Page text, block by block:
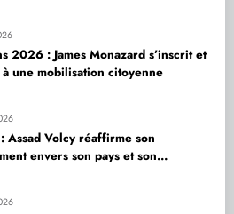
2026 : James Monazard s’inscrit et
une mobilisation citoyenne
Assad Volcy réaffirme son
envers son pays et son